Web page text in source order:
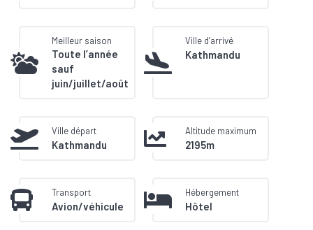
Meilleur saison
Toute l’année
sauf
juin/juillet/août
Ville d’arrivé
Kathmandu
Ville départ
Kathmandu
Altitude maximum
2195m
Transport
Avion/véhicule
Hébergement
Hôtel